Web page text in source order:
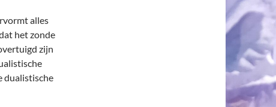
alles
het zonde
zijn
dualistische